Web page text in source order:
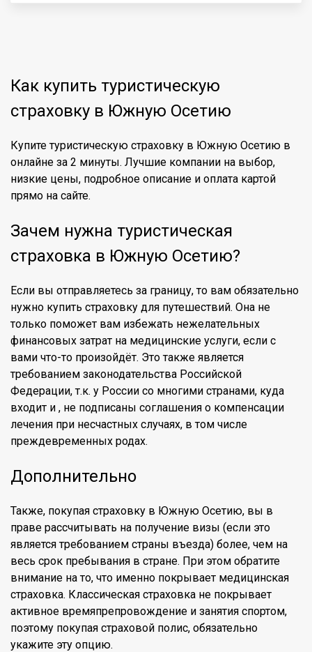
Как купить туристическую
страховку в Южную Осетию
Купите туристическую страховку в Южную Осетию в
онлайне за 2 минуты. Лучшие компании на выбор,
низкие цены, подробное описание и оплата картой
прямо на сайте.
Зачем нужна туристическая
страховка в Южную Осетию?
Если вы отправляетесь за границу, то вам обязательно
нужно купить страховку для путешествий. Она не
только поможет вам избежать нежелательных
финансовых затрат на медицинские услуги, если с
вами что-то произойдёт. Это также является
требованием законодательства Российской
Федерации, т.к. у России со многими странами, куда
входит и , не подписаны соглашения о компенсации
лечения при несчастных случаях, в том числе
преждевременных родах.
Дополнительно
Также, покупая страховку в Южную Осетию, вы в
праве рассчитывать на получение визы (если это
является требованием страны въезда) более, чем на
весь срок пребывания в стране. При этом обратите
внимание на то, что именно покрывает медицинская
страховка. Классическая страховка не покрывает
активное времяпрепровождение и занятия спортом,
поэтому покупая страховой полис, обязательно
укажите эту опцию.